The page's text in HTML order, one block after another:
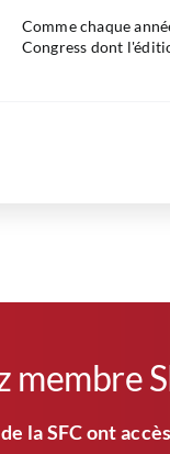
Comme chaque
Congress dont
membre
la SFC ont